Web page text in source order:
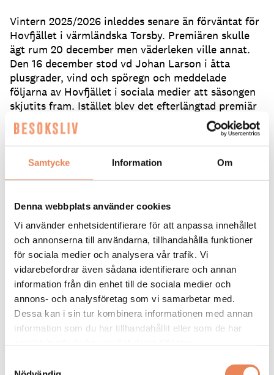
Samtycke Information Om
Denna webbplats använder cookies
Vi använder enhetsidentifierare för att anpassa innehållet
och annonserna till användarna, tillhandahålla funktioner
för sociala medier och analysera vår trafik. Vi
vidarebefordrar även sådana identifierare och annan
information från din enhet till de sociala medier och
annons- och analysföretag som vi samarbetar med.
Dessa kan i sin tur kombinera informationen med annan
information som du har tillhandahållit eller som de har
Vintern 2025/2026 inleddes senare än förväntat för
Hovfjället i värmländska Torsby. Premiären skulle
ägt rum 20 december men väderleken ville annat.
Den 16 december stod vd Johan Larson i åtta
plusgrader, vind och spöregn och meddelade
följarna av Hovfjället i sociala medier att säsongen
skjutits fram. Istället blev det efterlängtad premiär
27 december.
– Det var en tuff start på säsongen. Men sedan fick
vi ordentlig vinter och från januari har det varit
fantastiskt. Nu blev det lite mildare igen men igår
backen, säger han när Besöksliv når honom 2 mars.
Hur nervöst är det att vara så beroende av
vädret?
– Jag har jobbat i branschen i 35 år och folk frågar
ofta om jag kan sova om nätterna men man har lärt
sig att hantera det. Det är en självklar del av vår
verklighet. Men de senaste två åren har varit väldigt
bökiga när det gäller väderleken.
Vilka är utmaningarna med att driva